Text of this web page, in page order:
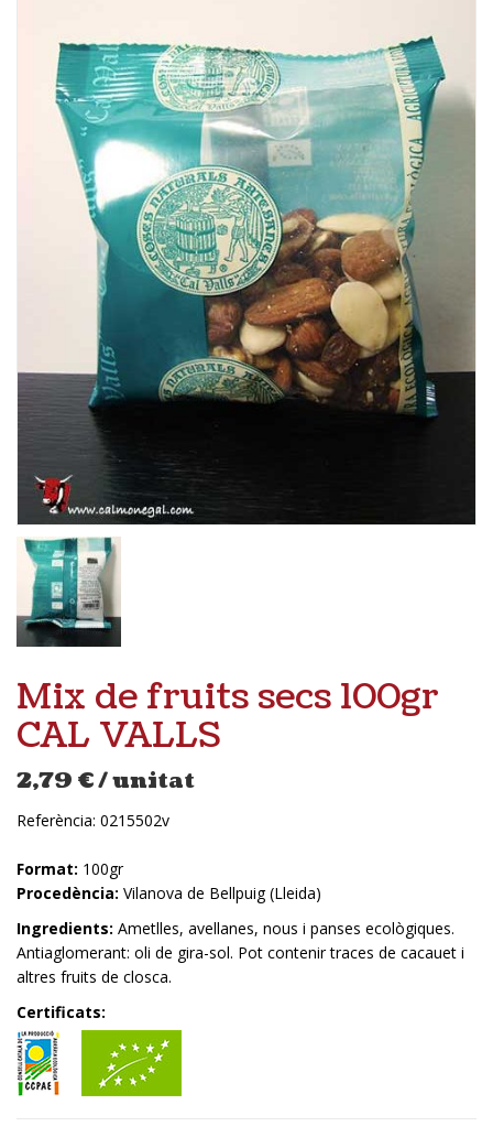
Mix de fruits secs 100gr
CAL VALLS
2,79 €/ unitat
Referència: 0215502v
Format: 100gr
Procedència: Vilanova de Bellpuig (Lleida)
Ingredients: Ametlles, avellanes, nous i panses ecològiques.
Antiaglomerant: oli de gira-sol. Pot contenir traces de cacauet i
altres fruits de closca.
Certificats: